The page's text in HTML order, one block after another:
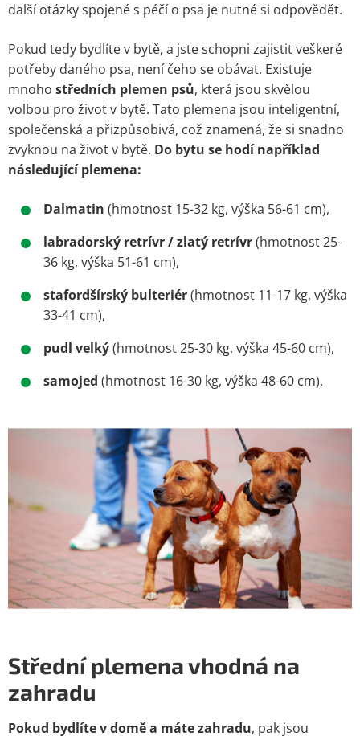
další otázky spojené s péčí o psa je nutné si odpovědět.
Pokud tedy bydlíte v bytě, a jste schopni zajistit veškeré
potřeby daného psa, není čeho se obávat. Existuje
mnoho středních plemen psů, která jsou skvělou
volbou pro život v bytě. Tato plemena jsou inteligentní,
společenská a přizpůsobivá, což znamená, že si snadno
zvyknou na život v bytě. Do bytu se hodí například
následující plemena:
Dalmatin (hmotnost 15-32 kg, výška 56-61 cm),
labradorský retrívr / zlatý retrívr(hmotnost 25-
36 kg, výška 51-61 cm),
stafordšírský bulteriér(hmotnost 11-17 kg, výška
33-41 cm),
pudl velký(hmotnost 25-30 kg, výška 45-60 cm),
samojed (hmotnost 16-30 kg, výška 48-60 cm).
Střední plemena vhodná na
zahradu
Pokud bydlíte v domě a máte zahradu, pak jsou